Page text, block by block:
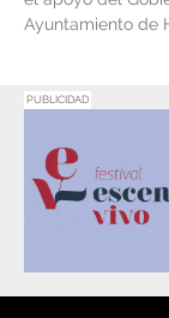
Ayuntamiento de
PUBLICIDAD